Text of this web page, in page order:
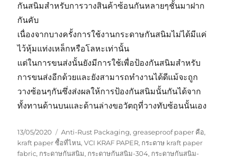
กันสนิมสำหรับการวางสินค้าซ้อนกันหลายๆชั้นมาฝาก
กันคับ
เนื่องจากบางครั้งการใช้งานกระดาษกันสนิมไม่ได้มีแค่
ไว้หุ้มแท่งเหล็กหรือโลหะเท่านั้น
แต่ในการขนส่งนั้นยังมีการใช้เพื่อป้องกันสนิมสำหรับ
การขนส่งอีกด้วยและยังสามารถทำงานได้ดีแม้จะถูก
วางซ้อนๆกันซึ่งส่งผลให้การป้องกันสนิมนั้นกันได้จาก
ทั้งทานด้านบนและด้านล่างขอวัตถุที่วางทับซ้อนนั้นเอง
Posted
on
13/05/2020 Tags
Anti-Rust Packaging,greaseproof paper คือ,
kraft paper ซื้อที่ไหน,VCI KRAF PAPER, กระดาษ kraft paper
fabric, กระดาษกันสนิม, กระดาษกันสนิม-304, กระดาษกันสนิม-